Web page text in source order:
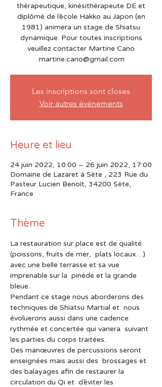
thérapeutique, kinésithérapeute DE et
diplômé de l’école Hakko au Japon (en
1981) animera un stage de Shiatsu
dynamique. Pour toutes inscriptions
veuillez contacter Martine Cano
:martine.cano@gmail.com
Les inscriptions sont closes
Voir autres événements
Heure et lieu
24 juin 2022, 10:00 – 26 juin 2022, 17:00
Domaine de Lazaret à Sète , 223 Rue du
Pasteur Lucien Benoît, 34200 Sète,
France
Thème
La restauration sur place est de qualité
(poissons, fruits de mer,  plats locaux…)
avec une belle terrasse et sa vue
imprenable sur la  pinède et la grande
bleue.
Pendant ce stage nous aborderons des
techniques de Shiatsu Martial et  nous
évoluerons aussi dans une cadence
rythmée et concertée qui variera  suivant
les parties du corps traitées.
Des manœuvres de percussions seront
enseignées mais aussi des  brossages et
des balayages afin de restaurer la
circulation du Qi et  d’éviter les